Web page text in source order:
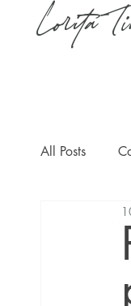
Lorita
All Posts